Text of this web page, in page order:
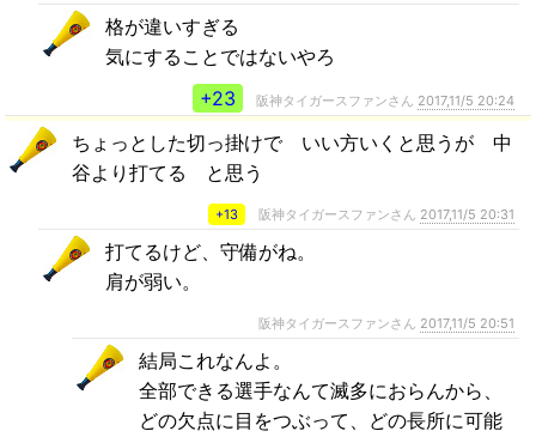
格が違いすぎる
気にすることではないやろ
+23
阪神タイガースファンさん 2017,11/5 20:24
ちょっとした切っ掛けで いい方いくと思うが 中
谷より打てる と思う
+13 阪神タイガースファンさん 2017,11/5 20:31
打てるけど、守備がね。
肩が弱い。
阪神タイガースファンさん 2017,11/5 20:51
結局これなんよ。
全部できる選手なんて滅多におらんから、
どの欠点に目をつぶって、どの長所に可能